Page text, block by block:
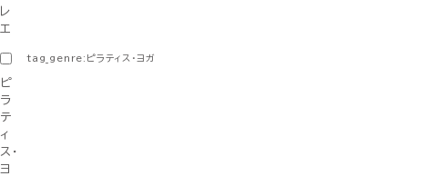
レ
エ
tag_genre:ピラティス・ヨガ
ピ
ラ
テ
ィ
ス・
ヨ